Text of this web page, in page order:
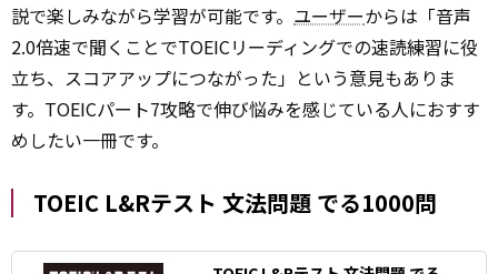
説で楽しみながら学習が可能です。 ユーザーからは「音声
2.0倍速で聞くことでTOEICリーディングでの速読練習に役
立ち、スコアアップにつながった」という意見もありま
す。TOEICパート7攻略で伸び悩みを感じている人におすす
めしたい一冊です。
TOEIC L&Rテスト 文法問題 でる1000問